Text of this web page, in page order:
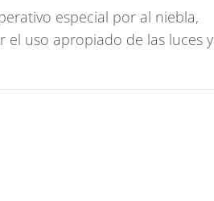
especial por al niebla,
uso apropiado de las luces y